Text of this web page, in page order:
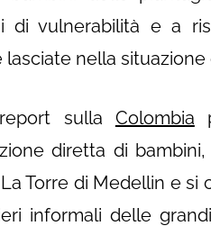
di vulnerabilità e a
nella situazione
sulla Colombia
diretta di
Torre di Medellin e
informali delle